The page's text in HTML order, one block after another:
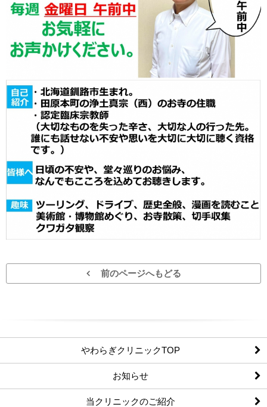
前のページへもどる
やわらぎクリニックTOP
お知らせ
当クリニックのご紹介